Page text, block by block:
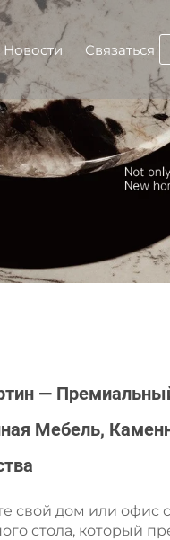
Новости Связаться
—
Мебель,
свой дом или
стола, который